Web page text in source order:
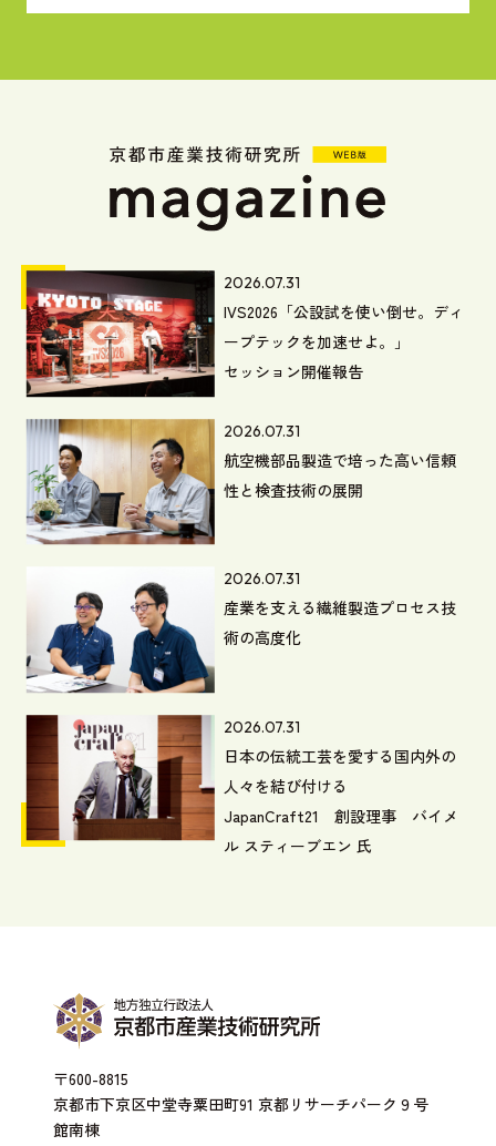
2026.07.31
IVS2026「公設試を使い倒せ。ディ
ープテックを加速せよ。」
セッション開催報告
2026.07.31
航空機部品製造で培った高い信頼
性と検査技術の展開
2026.07.31
産業を支える繊維製造プロセス技
術の高度化
2026.07.31
日本の伝統工芸を愛する国内外の
人々を結び付ける
JapanCraft21 創設理事 バイメ
ル スティーブエン 氏
〒600-8815
京都市下京区中堂寺粟田町91 京都リサーチパーク９号
館南棟